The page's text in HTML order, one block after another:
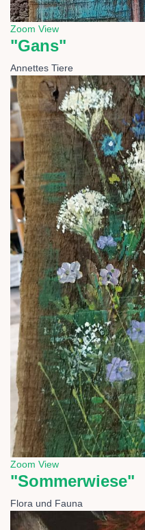
Zoom View
"Gans"
Annettes Tiere
Zoom View
"Sommerwiese"
Flora und Fauna